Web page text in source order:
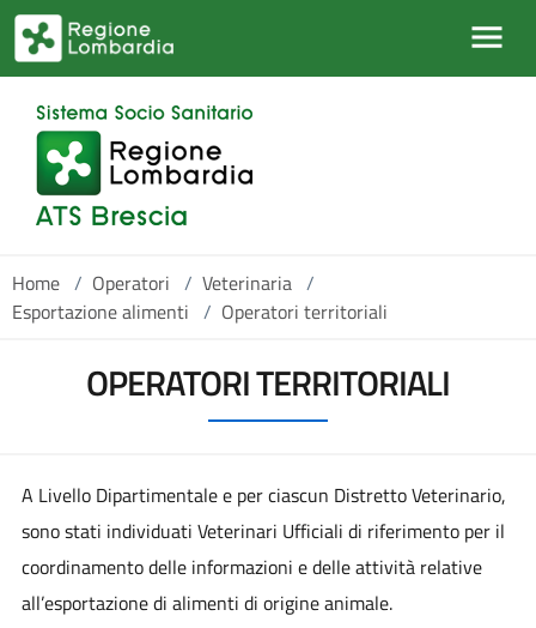
Salta al contenuto principale
Home / Operatori / Veterinaria /
Esportazione alimenti / Operatori territoriali
OPERATORI TERRITORIALI
A Livello Dipartimentale e per ciascun Distretto Veterinario,
sono stati individuati Veterinari Ufficiali di riferimento per il
coordinamento delle informazioni e delle attività relative
all’esportazione di alimenti di origine animale.